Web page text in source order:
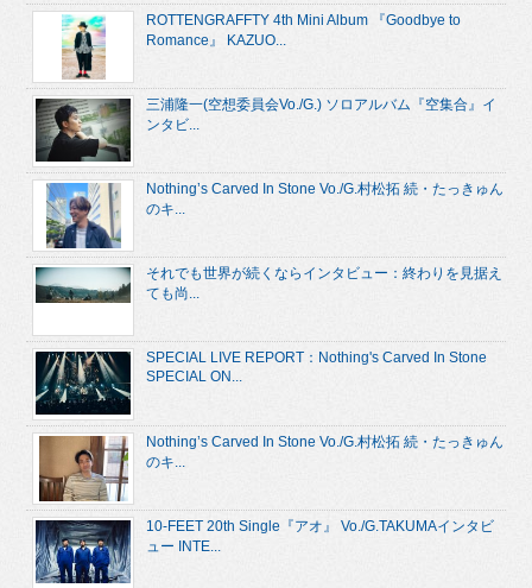
ROTTENGRAFFTY 4th Mini Album 『Goodbye to
Romance』 KAZUO...
三浦隆一(空想委員会Vo./G.) ソロアルバム『空集合』イ
ンタビ...
Nothing’s Carved In Stone Vo./G.村松拓 続・たっきゅん
のキ...
それでも世界が続くならインタビュー：終わりを見据え
ても尚...
SPECIAL LIVE REPORT：Nothing's Carved In Stone
SPECIAL ON...
Nothing’s Carved In Stone Vo./G.村松拓 続・たっきゅん
のキ...
10-FEET 20th Single『アオ』 Vo./G.TAKUMAインタビ
ュー INTE...